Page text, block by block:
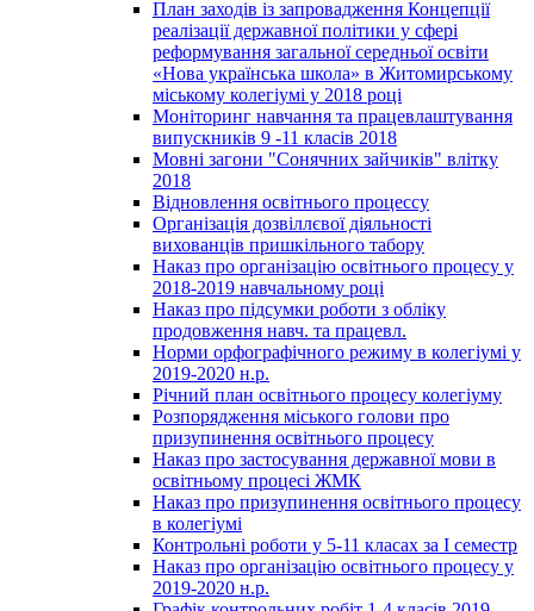
План заходів із запровадження Концепції
реалізації державної політики у сфері
реформування загальної середньої освіти
«Нова українська школа» в Житомирському
міському колегіумі у 2018 році
Моніторинг навчання та працевлаштування
випускників 9 -11 класів 2018
Мовні загони "Сонячних зайчиків" влітку
2018
Відновлення освітнього процессу
Організація дозвіллєвої діяльності
вихованців пришкільного табору
Наказ про організацію освітнього процесу у
2018-2019 навчальному році
Наказ про підсумки роботи з обліку
продовження навч. та працевл.
Норми орфографічного режиму в колегіумі у
2019-2020 н.р.
Річний план освітнього процесу колегіуму
Розпорядження міського голови про
призупинення освітнього процесу
Наказ про застосування державної мови в
освітньому процесі ЖМК
Наказ про призупинення освітнього процесу
в колегіумі
Контрольні роботи у 5-11 класах за І семестр
Наказ про організацію освітнього процесу у
2019-2020 н.р.